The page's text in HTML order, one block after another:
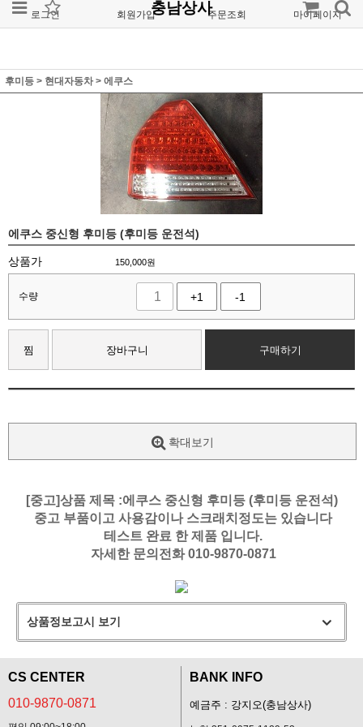
로그인 회원가입 주문조회 마이페이지
충남상사
후미등 > 현대자동차> 에쿠스
에쿠스 중신형 후미등 (후미등 운전석)
상품가 150,000원
수량 +1 -1
찜 장바구니 구매하기
확대보기
[중고]상품 제목 :에쿠스 중신형 후미등 (후미등 운전석)
중고 부품이고 사용감이나 스크래치정도는 있습니다
테스트 완료 한 제품 입니다.
자세한 문의전화 010-9870-0871
상품정보고시 보기
CS CENTER
010-9870-0871
BANK INFO
예금주 : 강지오(충남상사)